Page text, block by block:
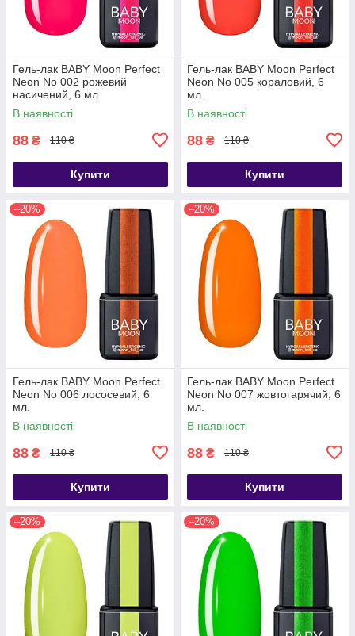
Гель-лак BABY Moon Perfect
Neon No 002 рожевий
насичений, 6 мл.
В наявності
88 ₴ 110 ₴
Купити
Гель-лак BABY Moon Perfect
Neon No 005 кораловий, 6
мл.
В наявності
88 ₴ 110 ₴
Купити
–20%
Гель-лак BABY Moon Perfect
Neon No 006 лососевий, 6
мл.
В наявності
88 ₴ 110 ₴
Купити
–20%
Гель-лак BABY Moon Perfect
Neon No 007 жовтогарячий, 6
мл.
В наявності
88 ₴ 110 ₴
Купити
–20% –20%